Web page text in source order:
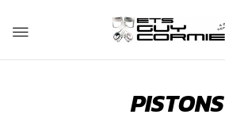
PISTONS